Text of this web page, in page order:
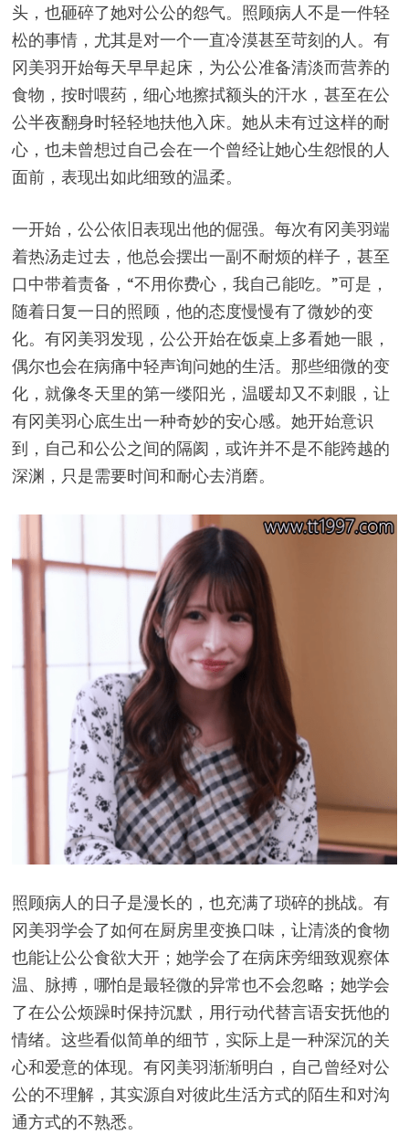
头，也砸碎了她对公公的怨气。照顾病人不是一件轻
松的事情，尤其是对一个一直冷漠甚至苛刻的人。有
冈美羽开始每天早早起床，为公公准备清淡而营养的
食物，按时喂药，细心地擦拭额头的汗水，甚至在公
公半夜翻身时轻轻地扶他入床。她从未有过这样的耐
心，也未曾想过自己会在一个曾经让她心生怨恨的人
面前，表现出如此细致的温柔。
一开始，公公依旧表现出他的倔强。每次有冈美羽端
着热汤走过去，他总会摆出一副不耐烦的样子，甚至
口中带着责备，“不用你费心，我自己能吃。”可是，
随着日复一日的照顾，他的态度慢慢有了微妙的变
化。有冈美羽发现，公公开始在饭桌上多看她一眼，
偶尔也会在病痛中轻声询问她的生活。那些细微的变
化，就像冬天里的第一缕阳光，温暖却又不刺眼，让
有冈美羽心底生出一种奇妙的安心感。她开始意识
到，自己和公公之间的隔阂，或许并不是不能跨越的
深渊，只是需要时间和耐心去消磨。
照顾病人的日子是漫长的，也充满了琐碎的挑战。有
冈美羽学会了如何在厨房里变换口味，让清淡的食物
也能让公公食欲大开；她学会了在病床旁细致观察体
温、脉搏，哪怕是最轻微的异常也不会忽略；她学会
了在公公烦躁时保持沉默，用行动代替言语安抚他的
情绪。这些看似简单的细节，实际上是一种深沉的关
心和爱意的体现。有冈美羽渐渐明白，自己曾经对公
公的不理解，其实源自对彼此生活方式的陌生和对沟
通方式的不熟悉。